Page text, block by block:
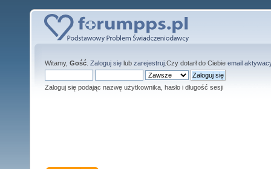
Witamy, Gość Zaloguj się lub zarejestruj .Czy dotarł do Ciebie email
Zaloguj się podając nazwę użytkownika, hasło i długość sesji